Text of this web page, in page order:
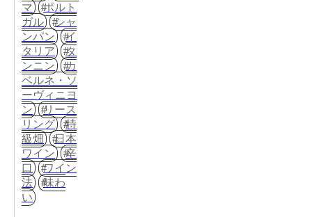
マ
ポルト
ガル
シャ
ンパン
イ
タリア
タ
ンニン
カ
ベルネ・ソ
ーヴィニヨ
ン
リース
リング
特
級畑
日本
ワイン
辛
口
ワイン
法
味わ
い